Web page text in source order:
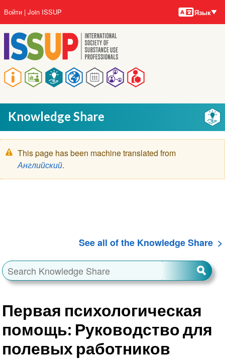
основному
содержанию
Main
navigation
User
account
menu
Войти Join ISSUP Языки
Язык
Knowledge Share
Предупреждение
This page has been machine translated from
Английский.
See all of the Knowledge Share
Первая психологическая
помощь: Руководство для
полевых работников